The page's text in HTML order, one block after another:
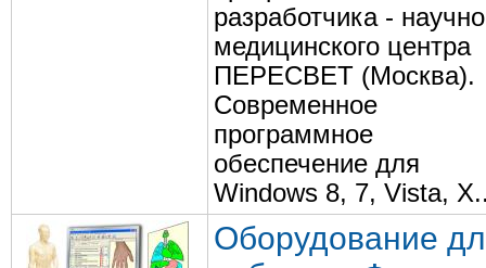
разработчика -
медицинского центра
ПЕРЕСВЕТ (Москва).
Современное
программное
обеспечение для
Windows 8, 7, Vista,
Оборудование